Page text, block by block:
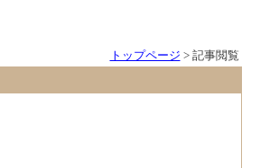
トップページ > 記事閲覧